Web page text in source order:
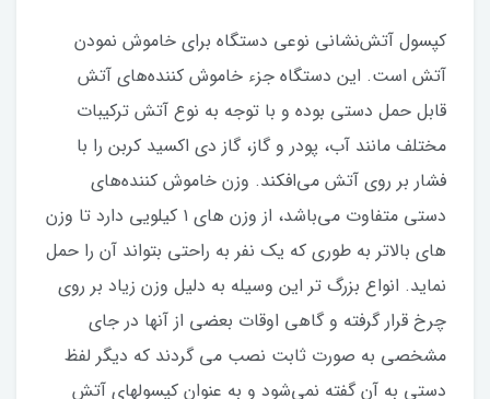
کپسول آتش‌نشانی نوعی دستگاه برای خاموش نمودن
آتش است. این دستگاه جزء خاموش کننده‌های آتش
قابل حمل دستی بوده و با توجه به نوع آتش ترکیبات
مختلف مانند آب، پودر و گاز، گاز دی اکسید کربن را با
فشار بر روی آتش می‌افکند. وزن خاموش کننده‌های
دستی متفاوت می‌باشد، از وزن های ۱ کیلویی دارد تا وزن
های بالاتر به طوری که یک نفر به راحتی بتواند آن را حمل
نماید. انواع بزرگ تر این وسیله به دلیل وزن زیاد بر روی
چرخ قرار گرفته و گاهی اوقات بعضی از آنها در جای
مشخصی به صورت ثابت نصب می گردند که دیگر لفظ
دستی به آن گفته نمی‌شود و به عنوان کپسولهای آتش